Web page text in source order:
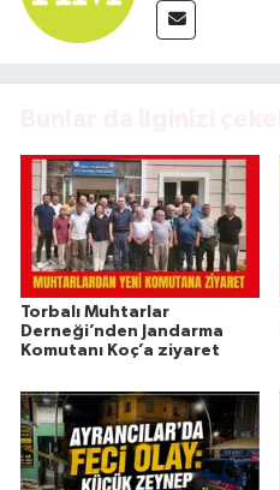
Torbalı Muhtarlar
Derneği’nden Jandarma
Komutanı Koç’a ziyaret